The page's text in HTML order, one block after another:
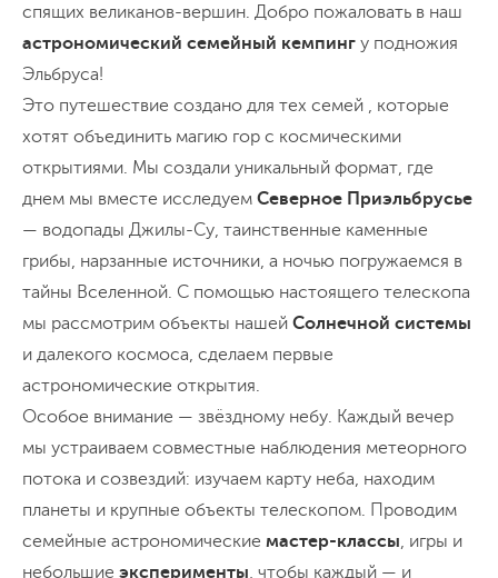
спящих великанов-вершин. Добро пожаловать в наш
астрономический семейный кемпинг у подножия
Эльбруса!
Это путешествие создано для тех семей , которые
хотят объединить магию гор с космическими
открытиями. Мы создали уникальный формат, где
днем мы вместе исследуем Северное Приэльбрусье
— водопады Джилы-Су, таинственные каменные
грибы, нарзанные источники, а ночью погружаемся в
тайны Вселенной. С помощью настоящего телескопа
мы рассмотрим объекты нашей Солнечной системы
и далекого космоса, сделаем первые
астрономические открытия.
Особое внимание — звёздному небу. Каждый вечер
мы устраиваем совместные наблюдения метеорного
потока и созвездий: изучаем карту неба, находим
планеты и крупные объекты телескопом. Проводим
семейные астрономические мастер-классы, игры и
небольшие эксперименты, чтобы каждый — и